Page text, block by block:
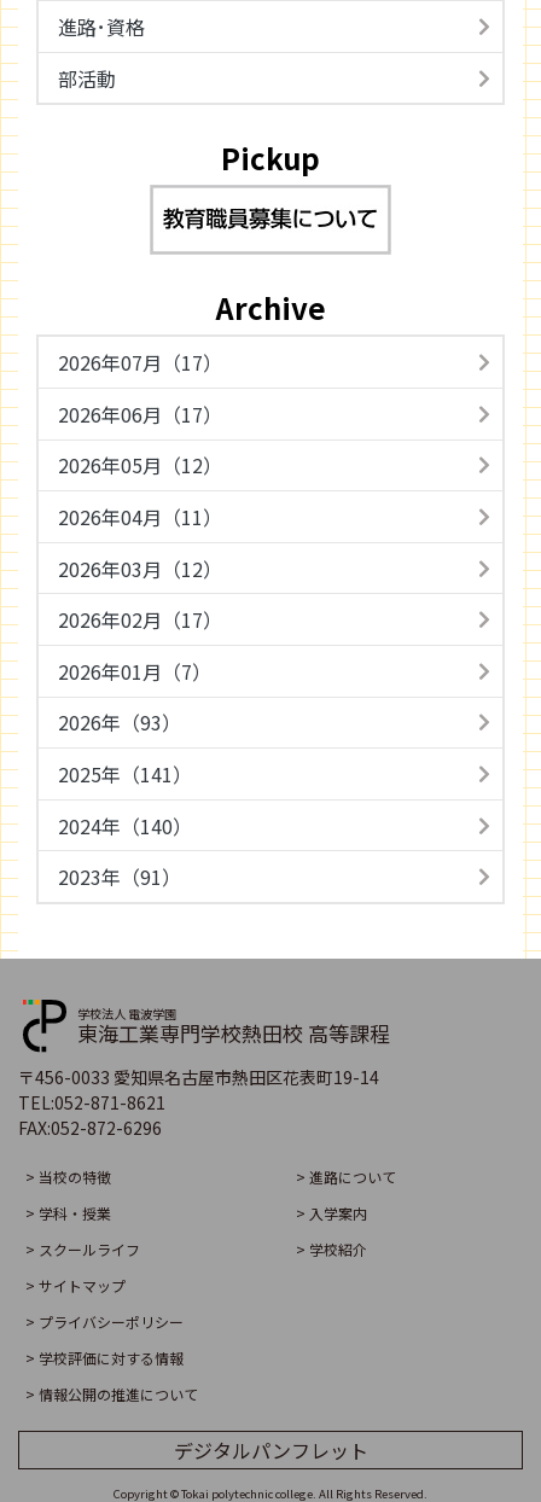
進路･資格
部活動
Pickup
Archive
2026年07月（17）
2026年06月（17）
2026年05月（12）
2026年04月（11）
2026年03月（12）
2026年02月（17）
2026年01月（7）
2026年（93）
2025年（141）
2024年（140）
2023年（91）
学校法人 電波学園
東海工業専門学校熱田校 高等課程
〒456-0033 愛知県名古屋市熱田区花表町19-14
TEL:052-871-8621
FAX:052-872-6296
> 当校の特徴
> 学科・授業
> スクールライフ
> 進路について
> 入学案内
> 学校紹介
> サイトマップ
> プライバシーポリシー
> 学校評価に対する情報
> 情報公開の推進について
デジタルパンフレット
Copyright © Tokai polytechnic college. All Rights Reserved.